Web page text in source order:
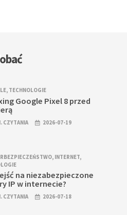
, TECHNOLOGIE
Google Pixel 8 przed
CZYTANIA 2026-07-19
, INTERNET,
na niezabezpieczone
IP w internecie?
CZYTANIA 2026-07-18